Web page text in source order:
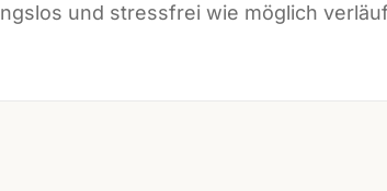
und stressfrei wie möglich